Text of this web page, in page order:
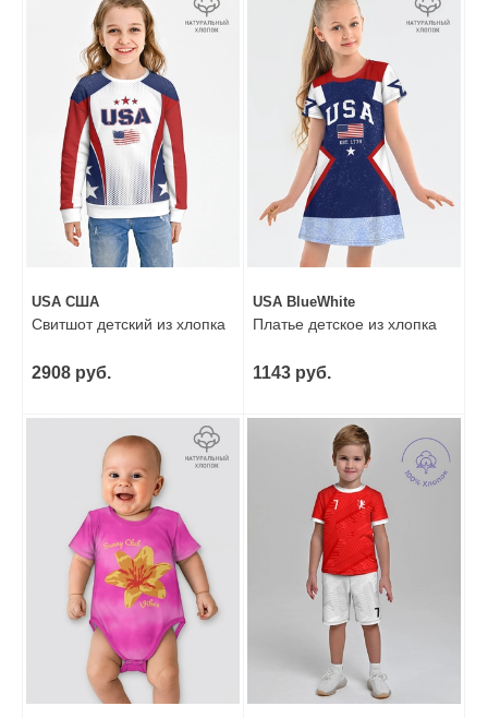
USA США
Свитшот детский из хлопка
2908 руб.
USA BlueWhite
Платье детское из хлопка
1143 руб.